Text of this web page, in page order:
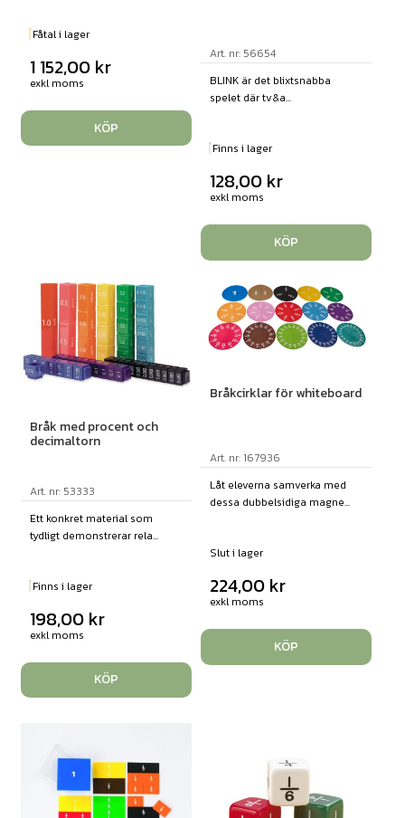
Fåtal i lager
1 152,00 kr
exkl moms
KÖP
Art. nr: 56654
BLINK är det blixtsnabba
spelet där tv&a...
Finns i lager
128,00 kr
exkl moms
KÖP
Bråk med procent och
decimaltorn
Art. nr: 53333
Ett konkret material som
tydligt demonstrerar rela...
Finns i lager
198,00 kr
exkl moms
KÖP
Bråkcirklar för whiteboard
Art. nr: 167936
Låt eleverna samverka med
dessa dubbelsidiga magne...
Slut i lager
224,00 kr
exkl moms
KÖP